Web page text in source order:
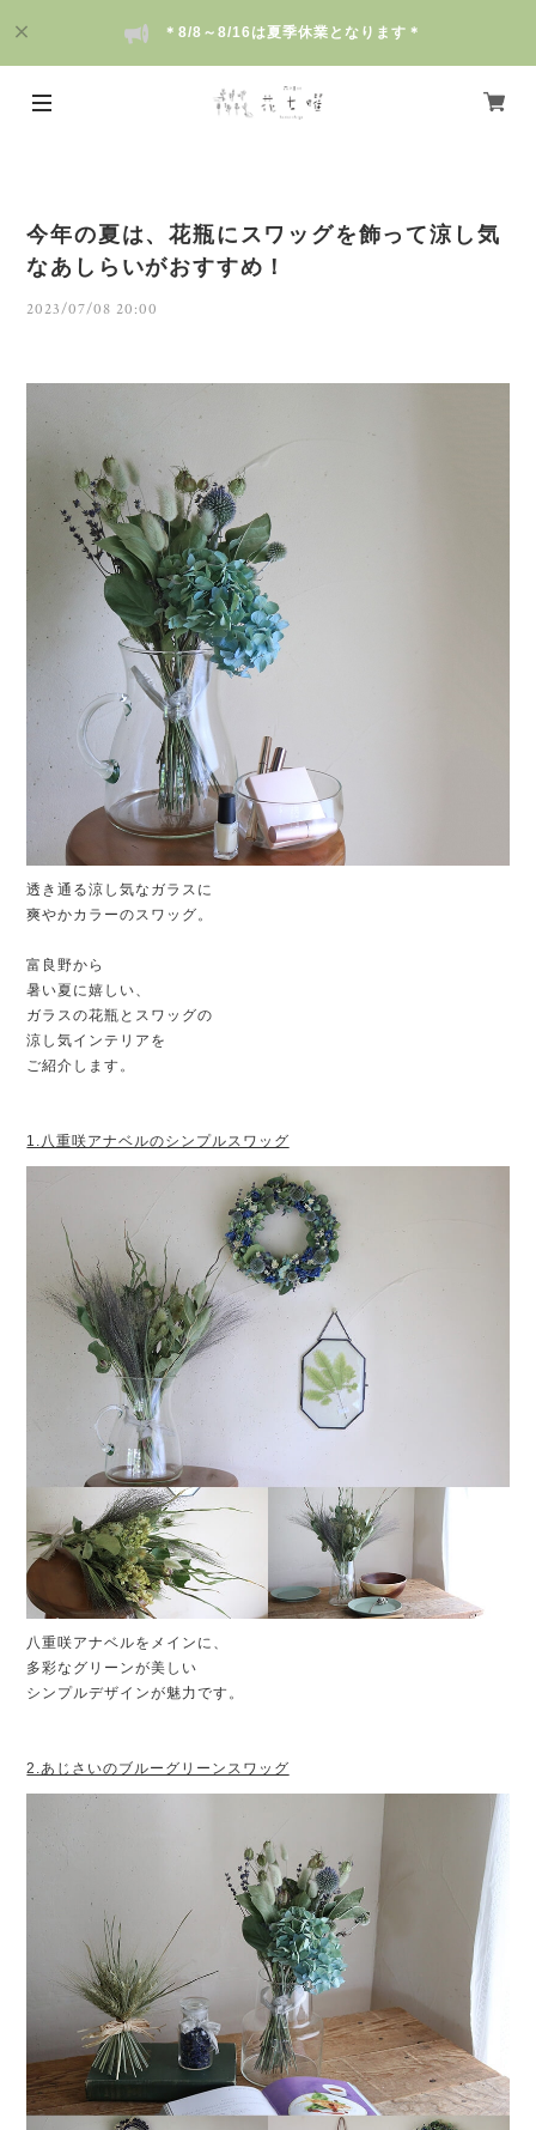
＊8/8～8/16は夏季休業となります＊
今年の夏は、花瓶にスワッグを飾って涼し気
なあしらいがおすすめ！
2023/07/08 20:00
透き通る涼し気なガラスに
爽やかカラーのスワッグ。
富良野から
暑い夏に嬉しい、
ガラスの花瓶とスワッグの
涼し気インテリアを
ご紹介します。
1.八重咲アナベルのシンプルスワッグ
八重咲アナベルをメインに、
多彩なグリーンが美しい
シンプルデザインが魅力です。
2.あじさいのブルーグリーンスワッグ